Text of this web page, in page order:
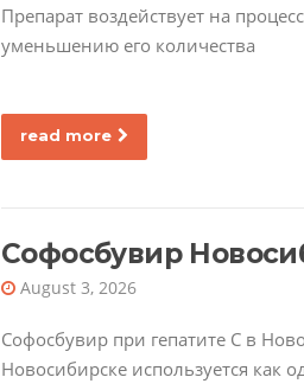
Препарат воздействует на
уменьшению его количества
read more
Софосбувир
August 3, 2026
Софосбувир при гепатите C в
Новосибирске используется